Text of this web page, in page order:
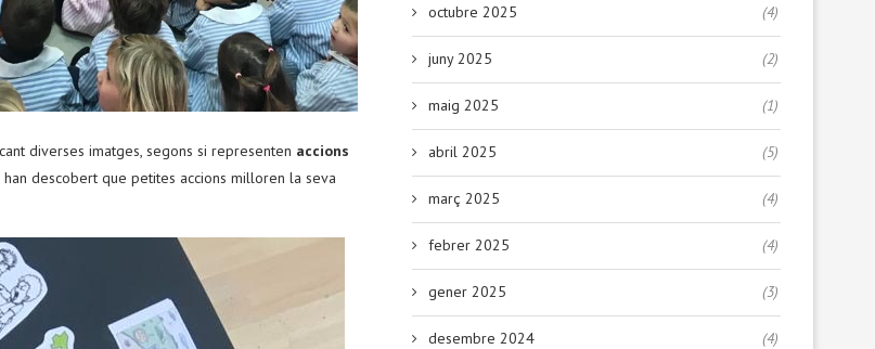
diverses imatges, segons si representen accions
descobert que petites accions milloren la seva
octubre 2025 (4)
juny 2025 (2)
maig 2025 (1)
abril 2025 (5)
març 2025 (4)
febrer 2025 (4)
gener 2025 (3)
desembre 2024 (4)